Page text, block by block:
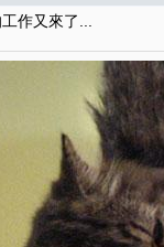
作又來了...